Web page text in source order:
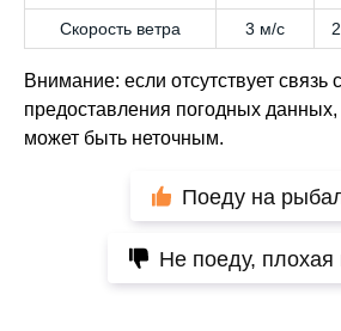
Скорость ветра 3 м/с
Внимание: если отсутствует связь
предоставления погодных данных,
может быть неточным.
Поеду на
Не поеду, плохая